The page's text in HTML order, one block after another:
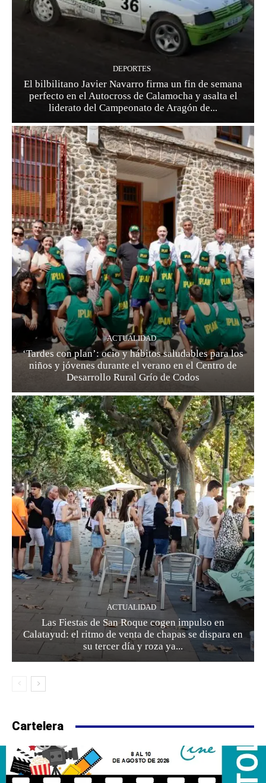
DEPORTES
El bilbilitano Javier Navarro firma un fin de semana
perfecto en el Autocross de Calamocha y asalta el
liderato del Campeonato de Aragón de...
ACTUALIDAD
‘Tardes con plan’: ocio y hábitos saludables para los
niños y jóvenes durante el verano en el Centro de
Desarrollo Rural Grío de Codos
ACTUALIDAD
Las Fiestas de San Roque cogen impulso en
Calatayud: el ritmo de venta de chapas se dispara en
su tercer día y roza ya...
Cartelera